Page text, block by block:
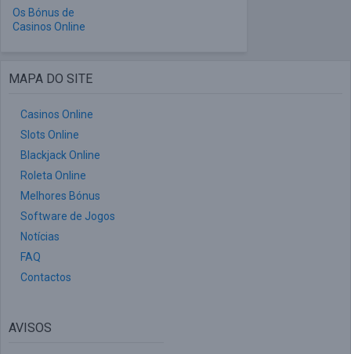
Os Bónus de
Casinos Online
MAPA DO SITE
Casinos Online
Slots Online
Blackjack Online
Roleta Online
Melhores Bónus
Software de Jogos
Notícias
FAQ
Contactos
AVISOS